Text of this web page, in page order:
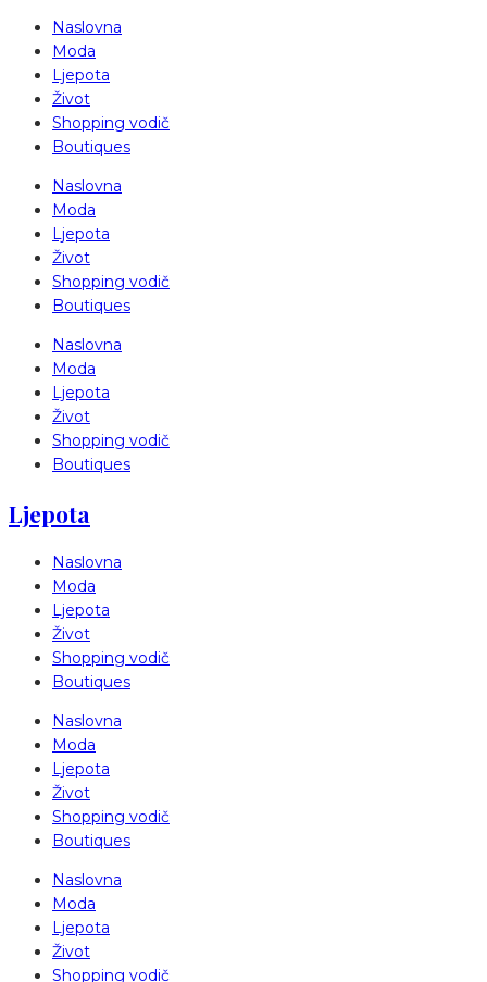
Naslovna
Moda
Ljepota
Život
Shopping vodič
Boutiques
Naslovna
Moda
Ljepota
Život
Shopping vodič
Boutiques
Naslovna
Moda
Ljepota
Život
Shopping vodič
Boutiques
Ljepota
Naslovna
Moda
Ljepota
Život
Shopping vodič
Boutiques
Naslovna
Moda
Ljepota
Život
Shopping vodič
Boutiques
Naslovna
Moda
Ljepota
Život
Shopping vodič